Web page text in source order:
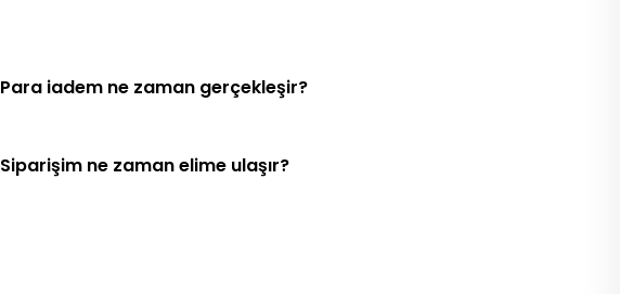
Para iadem ne zaman gerçekleşir?
Siparişim ne zaman elime ulaşır?